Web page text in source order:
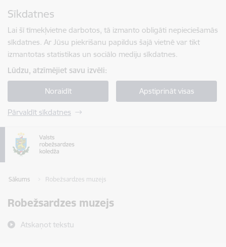
Sīkdatnes
Lai šī tīmekļvietne darbotos, tā izmanto obligāti nepieciešamās
sīkdatnes. Ar Jūsu piekrišanu papildus šajā vietnē var tikt
izmantotas statistikas un sociālo mediju sīkdatnes.
Lūdzu, atzīmējiet savu izvēli:
Noraidīt Apstiprināt visas
Pārvaldīt sīkdatnes
Sākums Robežsardzes muzejs
Robežsardzes muzejs
Atskaņot tekstu